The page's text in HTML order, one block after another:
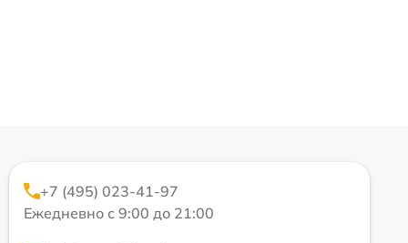
+7 (495) 023-41-97
Ежедневно с 9:00 до 21:00